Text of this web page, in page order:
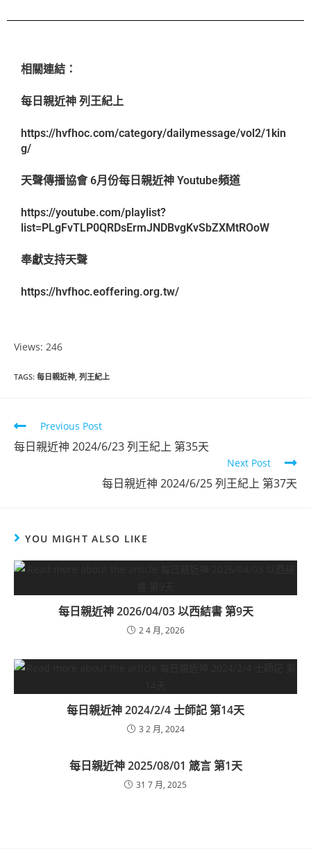
相關連結：
每日親近神 列王紀上
https://hvfhoc.com/category/dailymessage/vol2/1kin
g/
天聲傳播協會 6月份每日親近神 Youtube頻道
https://youtube.com/playlist?
list=PLgFvTLP0QRDsErmJNDBvgKvSbZXMtROoW
奉獻支持天聲
https://hvfhoc.eoffering.org.tw/
Views: 246
TAGS: 每日親近神, 列王紀上
Previous Post
每日親近神 2024/6/23 列王紀上 第35天
Next Post
每日親近神 2024/6/25 列王紀上 第37天
YOU MIGHT ALSO LIKE
每日親近神 2026/04/03 以西結書 第9天
2 4 月, 2026
每日親近神 2024/2/4 士師記 第14天
3 2 月, 2024
每日親近神 2025/08/01 箴言 第1天
31 7 月, 2025